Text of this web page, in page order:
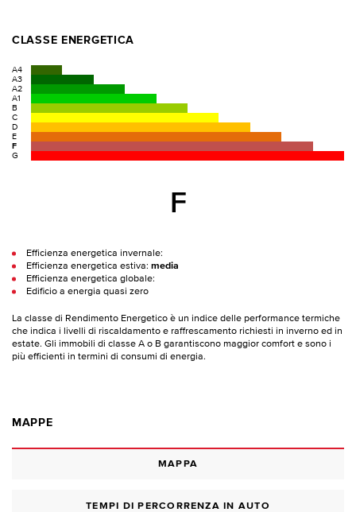
CLASSE ENERGETICA
A4
A3
A2
A1
B
C
D
E
F
G
F
Efficienza energetica invernale:
Efficienza energetica estiva: media
Efficienza energetica globale:
Edificio a energia quasi zero
La classe di Rendimento Energetico è un indice delle performance termiche
che indica i livelli di riscaldamento e raffrescamento richiesti in inverno ed in
estate. Gli immobili di classe A o B garantiscono maggior comfort e sono i
più efficienti in termini di consumi di energia.
MAPPE
MAPPA
TEMPI DI PERCORRENZA IN AUTO